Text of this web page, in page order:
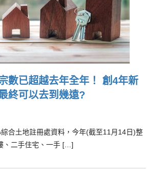
數已超越去年全年！ 創4年新
終可以去到幾遠?
合土地註冊處資料，今年(截至11月14日)整
、二手住宅、一手 […]